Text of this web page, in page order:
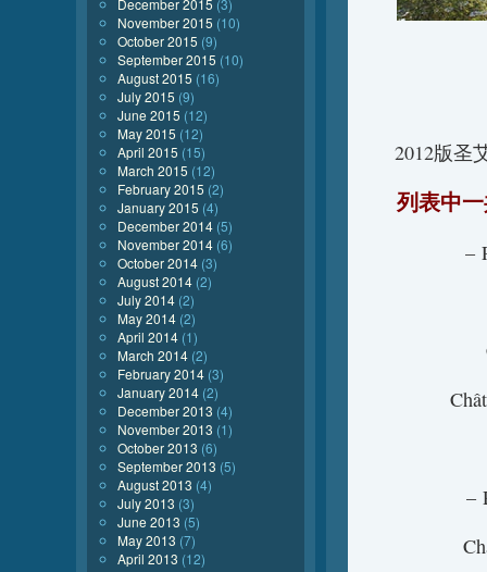
2012版圣
列表中
–
–
December 2015 (3)
November 2015 (10)
October 2015 (9)
September 2015 (10)
August 2015 (16)
July 2015 (9)
June 2015 (12)
May 2015 (12)
April 2015 (15)
March 2015 (12)
February 2015 (2)
January 2015 (4)
December 2014 (5)
November 2014 (6)
October 2014 (3)
August 2014 (2)
July 2014 (2)
May 2014 (2)
April 2014 (1)
March 2014 (2)
February 2014 (3)
January 2014 (2)
December 2013 (4)
November 2013 (1)
October 2013 (6)
September 2013 (5)
August 2013 (4)
July 2013 (3)
June 2013 (5)
May 2013 (7)
April 2013 (12)